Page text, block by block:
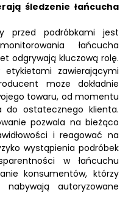
śledzenie łańcucha
przed podróbkami jest
łańcucha
odgrywają kluczową rolę.
etykietami zawierającymi
może dokładnie
towaru, od momentu
do ostatecznego klienta.
pozwala na bieżąco
i reagować na
wystąpienia podróbek
w łańcuchu
konsumentów, którzy
autoryzowane